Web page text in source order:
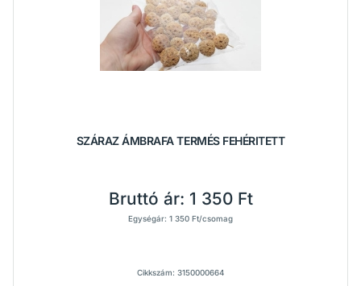
SZÁRAZ ÁMBRAFA TERMÉS FEHÉRITETT
Bruttó ár: 1 350 Ft
Egységár: 1 350 Ft/csomag
Cikkszám: 3150000664